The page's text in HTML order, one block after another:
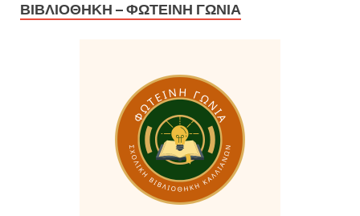
ΒΙΒΛΙΟΘΉΚΗ – ΦΩΤΕΙΝΉ ΓΩΝΙΆ